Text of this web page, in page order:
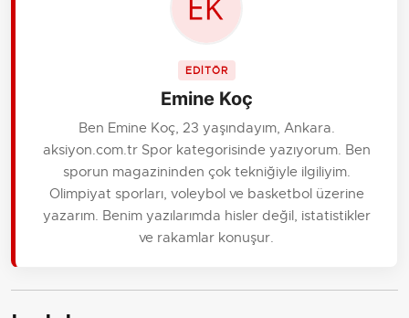
EDİTÖR
Emine Koç
Ben Emine Koç, 23 yaşındayım, Ankara.
aksiyon.com.tr Spor kategorisinde yazıyorum. Ben
sporun magazininden çok tekniğiyle ilgiliyim.
Olimpiyat sporları, voleybol ve basketbol üzerine
yazarım. Benim yazılarımda hisler değil, istatistikler
ve rakamlar konuşur.